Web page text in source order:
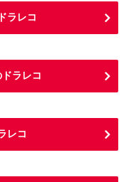
ラレコ
ラレコ
レコ